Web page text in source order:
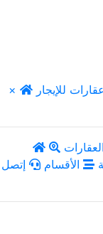
×
عقارات للإيجار
الأقسام
إتصل